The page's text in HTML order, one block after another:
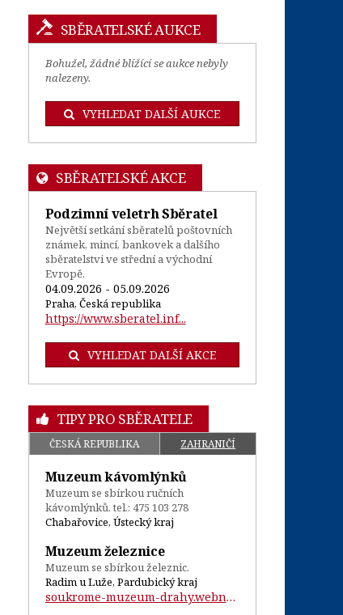
SBĚRATELSKÉ AUKCE
Bohužel, žádné blížící se aukce nebyly
nalezeny.
VYHLEDAT DALŠÍ AUKCE
SBĚRATELSKÉ AKCE
Podzimní veletrh Sběratel
Největší setkání sběratelů poštovních
známek, mincí, bankovek a dalšího
sběratelstvi ve střední a východní
Evropě.
04.09.2026 - 05.09.2026
Praha, Česká republika
https://www.sberatel.inf...
VYHLEDAT DALŠÍ AKCE
TIPY PRO SBĚRATELE
ČESKÁ REPUBLIKA ZAHRANIČÍ
Muzeum kávomlýnků
Muzeum se sbírkou ručních
kávomlýnků. tel.: 475 103 278
Chabařovice, Ústecký kraj
Muzeum železnice
Muzeum se sbírkou železnic.
Radim u Luže, Pardubický kraj
soukrome-muzeum-drahy.webnode.cz/...